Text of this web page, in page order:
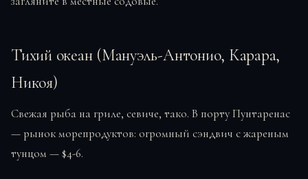
Тихий океан (Мануэль-Антонио, Карара,
Никоя)
Свежая рыба на гриле, севиче, тако. В порту Пунтаренас
— рынок морепродуктов: огромный сэндвич с жареным
тунцом — $4-6.